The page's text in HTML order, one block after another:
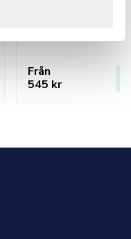
Från
545 kr